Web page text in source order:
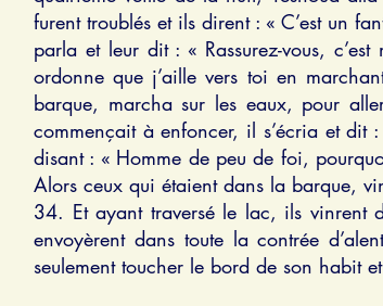
furent troublés et ils dirent : « C’est un
parla et leur dit : « Rassurez-vous,
ordonne que j’aille vers toi en
barque, marcha sur les eaux, pour
commençait à enfoncer, il s’écria et dit
disant : « Homme de peu de foi,
Alors ceux qui étaient dans la barque,
34. Et ayant traversé le lac, ils vinrent
envoyèrent dans toute la contrée
seulement toucher le bord de son habit